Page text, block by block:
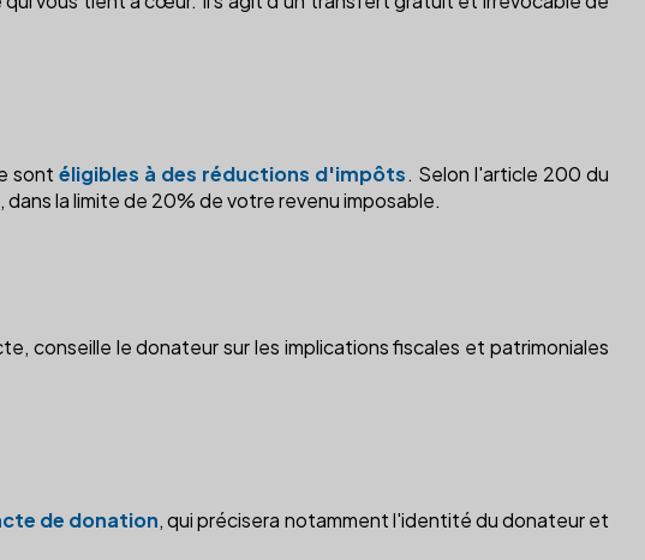
sont éligibles à des réductions d'impôts. Selon l'article 200 du
la limite de 20% de votre revenu imposable.
conseille le donateur sur les implications fiscales et patrimoniales
de donation, qui précisera notamment l'identité du donateur et